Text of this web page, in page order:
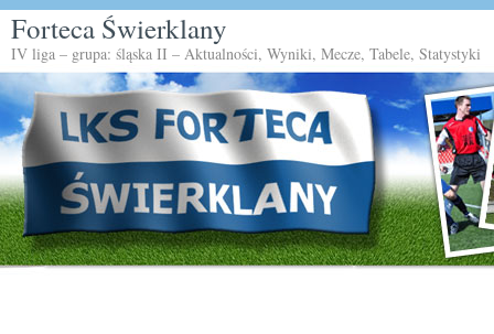
Forteca Świerklany
IV liga – grupa: śląska II – Aktualności, Wyniki, Mecze, Tabele, Statystyki